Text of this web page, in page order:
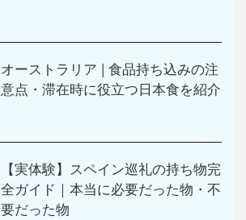
オーストラリア | 食品持ち込みの注
意点・滞在時に役立つ日本食を紹介
【実体験】スペイン巡礼の持ち物完
全ガイド｜本当に必要だった物・不
要だった物